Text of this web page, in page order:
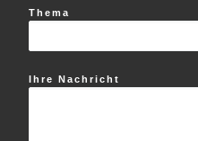
Thema
Ihre Nachricht